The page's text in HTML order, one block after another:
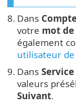
8. Dans
votre mot de
également
utilisateur de
9. Dans
valeurs
Suivant.